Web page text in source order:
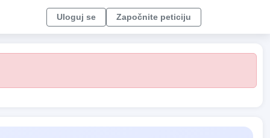
Uloguj se Započnite peticiju